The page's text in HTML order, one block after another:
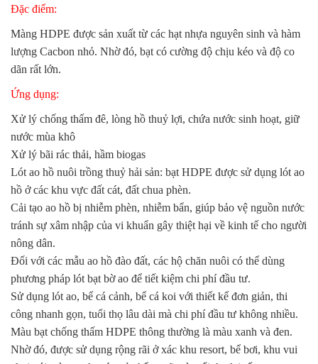
Đặc điểm:
Màng HDPE được sản xuất từ các hạt nhựa nguyên sinh và hàm
lượng Cacbon nhỏ. Nhờ đó, bạt có cường độ chịu kéo và độ co
dãn rất lớn.
Ứng dụng:
Xử lý chống thấm đê, lòng hồ thuỷ lợi, chứa nước sinh hoạt, giữ
nước mùa khô
Xử lý bãi rác thải, hầm biogas
Lót ao hồ nuôi trồng thuỷ hải sản: bạt HDPE được sử dụng lót ao
hồ ở các khu vực đất cát, đất chua phèn.
Cải tạo ao hồ bị nhiễm phèn, nhiễm bẩn, giúp bảo vệ nguồn nước
tránh sự xâm nhập của vi khuẩn gây thiệt hại về kinh tế cho người
nông dân.
Đối với các mẫu ao hồ đào đất, các hộ chăn nuôi có thể dùng
phương pháp lót bạt bờ ao để tiết kiệm chi phí đầu tư.
Sử dụng lót ao, bể cá cảnh, bể cá koi với thiết kế đơn giản, thi
công nhanh gọn, tuổi thọ lâu dài mà chi phí đầu tư không nhiều.
Màu bạt chống thấm HDPE thông thường là màu xanh và đen.
Nhờ đó, được sử dụng rộng rãi ở xác khu resort, bể bơi, khu vui